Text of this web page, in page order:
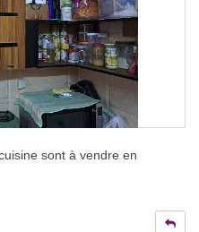
sont à vendre en